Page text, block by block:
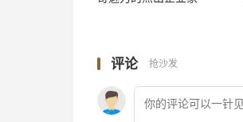
评论 抢沙发